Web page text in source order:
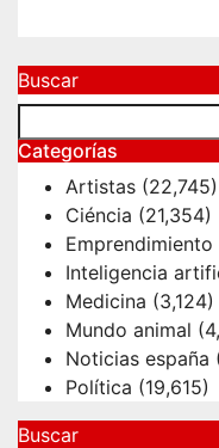
Buscar
Categorías
Artistas (22,745)
Ciéncia (21,354)
Emprendimiento
Inteligencia
Medicina (3,124)
Mundo animal
Noticias españa
Política (19,615)
Buscar